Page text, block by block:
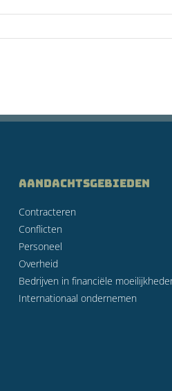
AANDACHTSGEBIEDEN
Contracteren
Conflicten
Personeel
Overheid
Bedrijven in financiële
Internationaal ondernemen